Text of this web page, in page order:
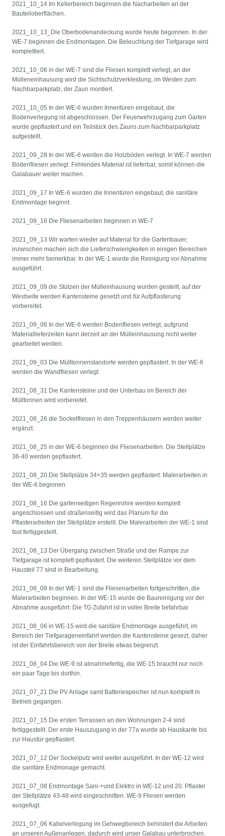
2021_10_14 Im Kellerbereich beginnen die Nacharbeiten an der
Bauteiloberflächen.
2021_10_13_Die Oberbodenandeckung wurde heute begonnen. In der
WE-7 beginnen die Endmontagen. Die Beleuchtung der Tiefgarage wird
komplettiert.
2021_10_06 in der WE-7 sind die Fliesen komplett verlegt, an der
Mülleneinhausung wird die Sichtschutzverkleidung, im Westen zum
Nachbarparkplatz, der Zaun montiert.
2021_10_05 In der WE-6 wurden Innentüren eingebaut, die
Bodenverlegung ist abgeschlossen. Der Feuerwehrzugang zum Garten
wurde gepflastert und ein Teilstück des Zauns zum Nachbarparkplatz
aufgestellt.
2021_09_28 In der WE-6 werden die Holzböden verlegt. In WE-7 werden
Bodenfliesen verlegt. Fehlendes Material ist lieferbar, somit können die
Galabauer weiter machen.
2021_09_17 In WE-6 wurden die Innentüren eingebaut, die sanitäre
Endmontage beginnt.
2021_09_16 Die Fliesenarbeiten beginnen in WE-7
2021_09_13 Wir warten wieder auf Material für die Gartenbauer,
inzwischen machen sich die Lieferschwierigkeiten in einigen Bereichen
immer mehr bemerkbar. In der WE-1 wurde die Reinigung vor Abnahme
ausgeführt.
2021_09_09 die Stützen der Mülleinhausung wurden gestellt, auf der
Westseite werden Kantensteine gesetzt und für Aufpflasterung
vorbereitet.
2021_09_06 In der WE-6 werden Bodenfliesen verlegt, aufgrund
Materiallieferzeiten kann derzeit an der Mülleinhausung nicht weiter
gearbeitet werden.
2021_09_03 Die Mülltonnenstandorte werden gepflastert. In der WE-6
werden die Wandfliesen verlegt.
2021_08_31 Die Kantensteine und der Unterbau im Bereich der
Mülltonnen wird vorbereitet.
2021_08_26 die Sockelfliesen in den Treppenhäusern werden weiter
ergänzt.
2021_08_25 in der WE-6 beginnen die Fliesenarbeiten. Die Stellplätze
36-40 werden gepflastert.
2021_08_20 Die Stellplätze 34+35 werden gepflastert. Malerarbeiten in
der WE-6 beginnen.
2021_08_16 Die gartenseitigen Regenrohre werden komplett
angeschlossen und straßenseitig wird das Planum für die
Pflasterarbeiten der Stellplätze erstellt. Die Malerarbeiten der WE-1 sind
fast fertiggestellt.
2021_08_13 Der Übergang zwischen Straße und der Rampe zur
Tiefgarage ist komplett gepflastert. Die weiteren Stellplätze vor dem
Hausteil 77 sind in Bearbeitung.
2021_08_09 In der WE-1 sind die Fliesenarbeiten fortgeschritten, die
Malerarbeiten beginnen. In der WE-15 wurde die Baureinigung vor der
Abnahme ausgeführt. Die TG Zufahrt ist in voller Breite befahrbar.
2021_08_06 in WE-15 wird die sanitäre Endmontage ausgeführt, im
Bereich der Tiefgarageneinfahrt werden die Kantensteine gesezt, daher
ist der Einfahrtsbereich von der Breite etwas begrenzt.
2021_08_04 Die WE-9 ist abnahmefertig, die WE-15 braucht nur noch
ein paar Tage bis dorthin.
2021_07_21 Die PV Anlage samt Batteriespeicher ist nun komplett in
Betrieb gegangen.
2021_07_15 Die ersten Terrassen an den Wohnungen 2-4 sind
fertiggestellt. Der erste Hauszugang in der 77a wurde ab Hauskante bis
zur Haustür gepflastert.
2021_07_12 Der Sockelputz wird weiter ausgeführt. In der WE-12 wird
die sanitäre Endmonage gemacht.
2021_07_08 Endmontage Sani-+und Elektro in WE-12 und 20. Pflaster
der Stellplätze 43-48 wird eingeschnitten. WE-9 Fliesen werden
ausgefugt.
2021_07_06 Kabelverlegung im Gehwegbereich behindert die Arbeiten
an unseren Außenanlegen, dadurch wird unser Galabau unterbrochen.